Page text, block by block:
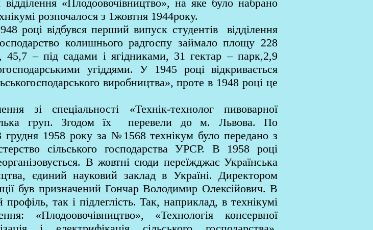
«Плодоовочівництво», на яке було набрано
розпочалося з 1жовтня 1944року.
році відбувся перший випуск студентів відділення
колишнього радгоспу займало площу 228
45,7 – під садами і ягідниками, 31 гектар – парк,2,9
угіддями. У 1945 році відкривається
виробництва», проте в 1948 році це
зі спеціальності «Технік-технолог пивоварної
груп. Згодом їх перевели до м. Львова. По
1958 року за №1568 технікум було передано з
сільського господарства УРСР. В 1958 році
В жовтні сюди переїжджає Українська
єдиний науковий заклад в Україні. Директором
був призначений Гончар Володимир Олексійович. В
так і підлеглість. Так, наприклад, в технікумі
«Плодоовочівництво», «Технологія консервної